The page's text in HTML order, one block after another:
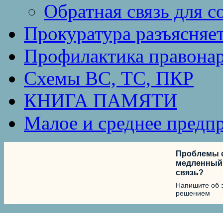
Обратная связь для
Прокуратура
Профилактика
Схемы ВС, ТС, ПКР
КНИГА ПАМЯТИ
Малое и среднее
Проблемы
медленный
связь?
Напишите об
решением